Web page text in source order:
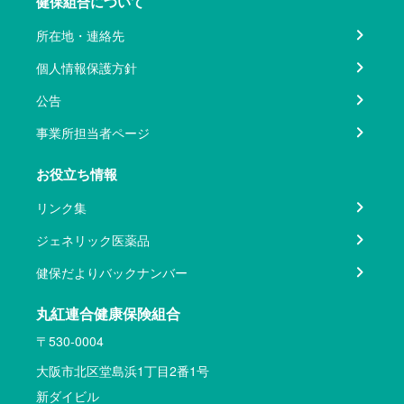
所在地・連絡先
個人情報保護方針
公告
事業所担当者ページ
お役立ち情報
リンク集
ジェネリック医薬品
健保だよりバックナンバー
丸紅連合健康保険組合
〒530-0004
大阪市北区堂島浜1丁目2番1号
新ダイビル